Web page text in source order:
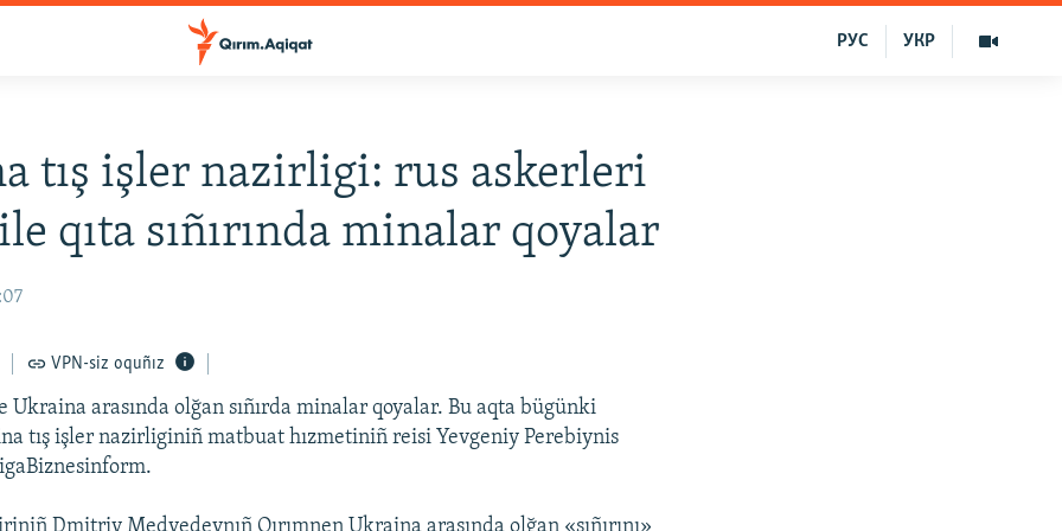
УКР
РУС
tış işler nazirligi: rus askerleri
qıta sıñırında minalar qoyalar
VPN-siz oquñız
Ukraina arasında olğan sıñırda minalar qoyalar. Bu aqta bügünki
tış işler nazirliginiñ matbuat hızmetiniñ reisi Yevgeniy Perebiynis